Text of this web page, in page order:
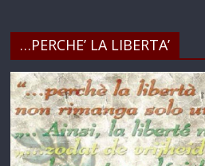
…PERCHE’ LA LIBERTA’